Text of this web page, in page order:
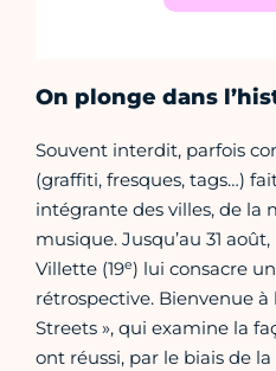
On plonge dans
Souvent interdit, parfois
(graffiti, fresques, tags…)
intégrante des villes, de la
musique. Jusqu’au 31
Villette (19e) lui consacre
rétrospective. Bienvenue à
Streets », qui examine la
ont réussi, par le biais de